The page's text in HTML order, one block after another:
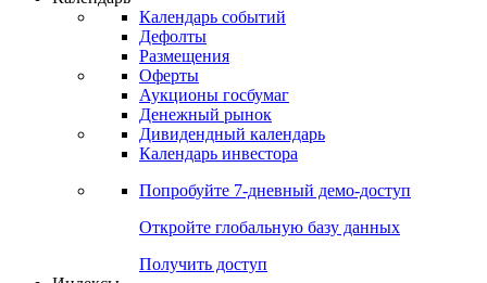
Откройте глобальную базу данных
Получить доступ
Календарь
Календарь событий
Дефолты
Размещения
Оферты
Денежный рынок
Календарь инвестора
Попробуйте7-дневный